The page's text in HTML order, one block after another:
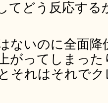
てどう反応す
ないのに全面降
がってしまっ
それはそれで